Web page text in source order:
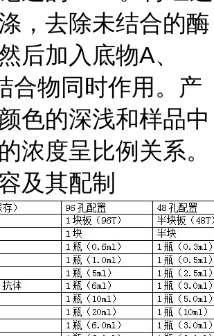
，去除未结合的酶
后加入底物A、
合物同时作用。产
色的深浅和样品中
浓度呈比例关系。
及其配制